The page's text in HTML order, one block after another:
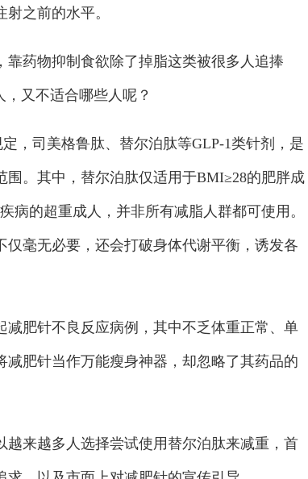
之前的水平。
药物抑制食欲除了掉脂这类被很多人追捧
又不适合哪些人呢？
司美格鲁肽、替尔泊肽等GLP-1类针剂，是
。其中，替尔泊肽仅适用于BMI≥28的肥胖成
病的超重成人，并非所有减脂人群都可使用。
毫无必要，还会打破身体代谢平衡，诱发各
肥针不良反应病例，其中不乏体重正常、单
肥针当作万能瘦身神器，却忽略了其药品的
来越多人选择尝试使用替尔泊肽来减重，首